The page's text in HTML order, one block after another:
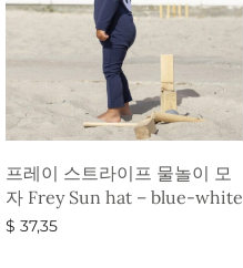
프레이 스트라이프 물놀이 모
자 Frey Sun hat – blue-white
$ 37,35